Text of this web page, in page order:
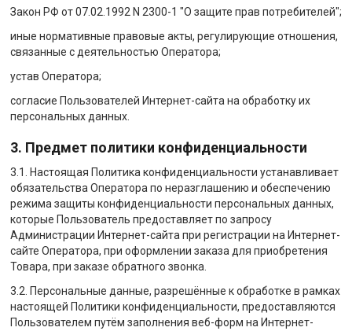
Закон РФ от 07.02.1992 N 2300-1 "О защите прав потребителей";
иные нормативные правовые акты, регулирующие отношения,
связанные с деятельностью Оператора;
устав Оператора;
согласие Пользователей Интернет-сайта на обработку их
персональных данных.
3. Предмет политики конфиденциальности
3.1. Настоящая Политика конфиденциальности устанавливает
обязательства Оператора по неразглашению и обеспечению
режима защиты конфиденциальности персональных данных,
которые Пользователь предоставляет по запросу
Администрации Интернет-сайта при регистрации на Интернет-
сайте Оператора, при оформлении заказа для приобретения
Товара, при заказе обратного звонка.
3.2. Персональные данные, разрешённые к обработке в рамках
настоящей Политики конфиденциальности, предоставляются
Пользователем путём заполнения веб-форм на Интернет-